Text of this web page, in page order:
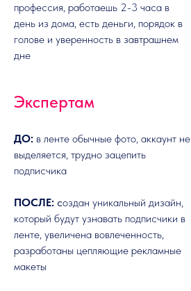
профессия, работаешь 2-3 часа в
день из дома, есть деньги, порядок в
голове и уверенность в завтрашнем
дне
Экспертам
ДО: в ленте обычные фото, аккаунт не
выделяется, трудно зацепить
подписчика
ПОСЛЕ: создан уникальный дизайн,
который будут узнавать подписчики в
ленте, увеличена вовлеченность,
разработаны цепляющие рекламные
макеты